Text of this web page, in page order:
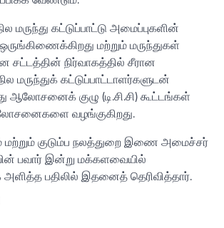
மருந்து கட்டுப்பாட்டு அமைப்புகளின்
மற்றும் மருந்துகள்
சட்டத்தின் நிர்வாகத்தில் சீரான
மருந்துக் கட்டுப்பாட்டாளர்களுடன்
ஆலோசனைக் குழு (டி.சி.சி) கூட்டங்கள்
வழங்குகிறது.
மற்றும் குடும்ப நலத்துறை இணை அமைச்சர்
பவார் இன்று மக்களவையில்
அளித்த பதிலில் இதனைத் தெரிவித்தார்.